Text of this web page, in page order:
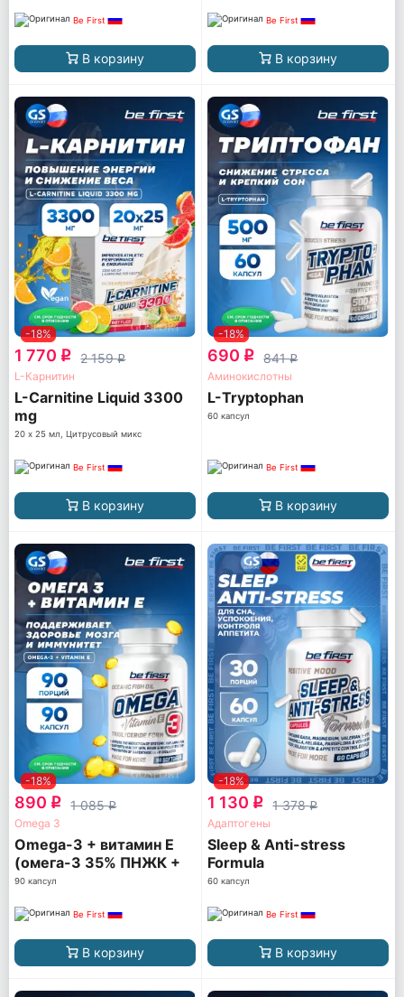
Be First
В корзину
Be First
В корзину
-18%
1 770 q 2 159q
L-Карнитин
L-Carnitine Liquid 3300
mg
20 х 25 мл, Цитрусовый микс
Be First
В корзину
-18%
690 q 841q
Аминокислотны
L-Tryptophan
60 капсул
Be First
В корзину
-18%
890 q 1 085q
Omega 3
Omega-3 + витамин Е
(омега-3 35% ПНЖК +
витамин Е)
90 капсул
Be First
В корзину
-18%
1 130 q 1 378q
Адаптогены
Sleep & Anti-stress
Formula
60 капсул
Be First
В корзину